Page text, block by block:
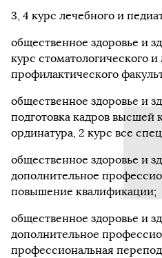
3, 4 курс лечебного и
общественное здоровье и
курс стоматологического
профилактического
общественное здоровье и
подготовка кадров высшей
ординатура, 2 курс все
общественное здоровье и
дополнительное
повышение квалификации;
общественное здоровье и
дополнительное
профессиональная